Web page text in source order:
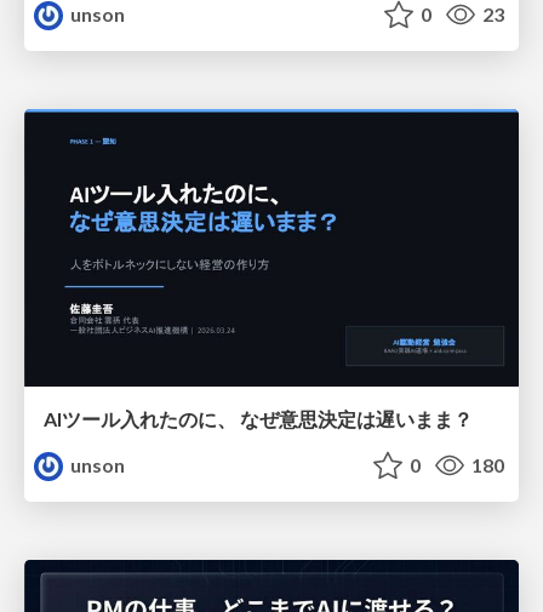
unson
0 23
AIツール入れたのに、 なぜ意思決定は遅いまま？
unson
0 180